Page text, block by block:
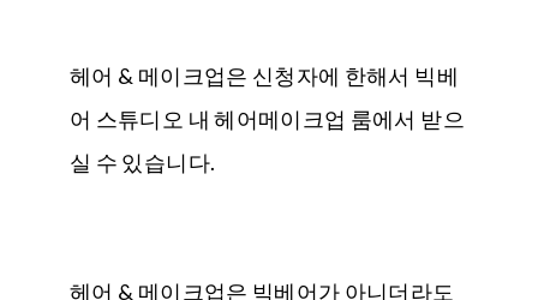
헤어 & 메이크업은 신청자에 한해서 빅베
어 스튜디오 내 헤어메이크업 룸에서 받으
실 수 있습니다.
헤어 & 메이크업은 빅베어가 아니더라도